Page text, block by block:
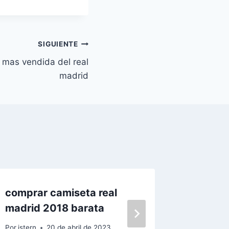
SIGUIENTE
vendida del real
madrid
comprar camiseta real
madrid 2018 barata